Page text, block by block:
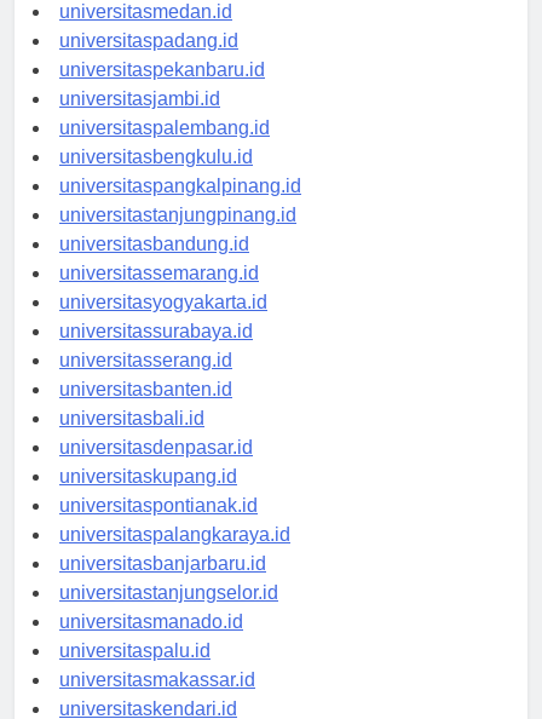
universitasaceh.id
universitasmedan.id
universitaspadang.id
universitaspekanbaru.id
universitasjambi.id
universitaspalembang.id
universitasbengkulu.id
universitaspangkalpinang.id
universitastanjungpinang.id
universitasbandung.id
universitassemarang.id
universitasyogyakarta.id
universitassurabaya.id
universitasserang.id
universitasbanten.id
universitasbali.id
universitasdenpasar.id
universitaskupang.id
universitaspontianak.id
universitaspalangkaraya.id
universitasbanjarbaru.id
universitastanjungselor.id
universitasmanado.id
universitaspalu.id
universitasmakassar.id